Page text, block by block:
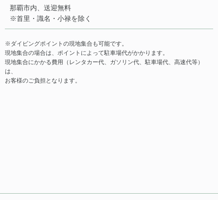
那覇市内、送迎無料
※首里・識名・小禄を除く
※ダイビングポイントの現地集合も可能です。
現地集合の場合は、ポイントによって駐車場代がかかります。
現地集合にかかる費用（レンタカー代、ガソリン代、駐車場代、高速代等）
は、
お客様のご負担となります。